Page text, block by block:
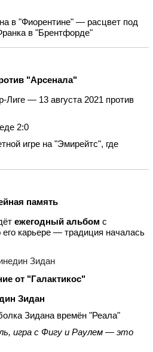
в "Фиорентине" — расцвет под
в "Брентфорде"
"Арсенала"
— 13 августа 2021 против
2:0
игре на "Эмирейтс", где
память
ежегодный альбом с
карьере — традиция началась
от "Галактикос"
Зидан
Зидана времён "Реала"
игра с Фигу и Раулем — это